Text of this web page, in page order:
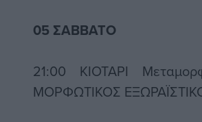
05 ΣΑΒΒΑΤΟ
21:00 ΚΙΟΤΑΡΙ
ΜΟΡΦΩΤΙΚΟΣ